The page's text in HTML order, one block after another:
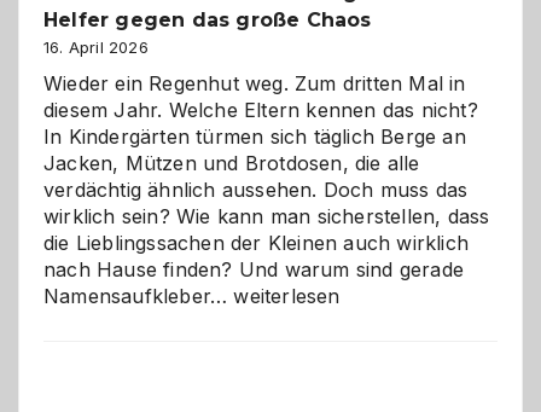
eine
Wahl?
Helfer gegen das große Chaos
16. April 2026
Wieder ein Regenhut weg. Zum dritten Mal in
diesem Jahr. Welche Eltern kennen das nicht?
In Kindergärten türmen sich täglich Berge an
Jacken, Mützen und Brotdosen, die alle
verdächtig ähnlich aussehen. Doch muss das
wirklich sein? Wie kann man sicherstellen, dass
die Lieblingssachen der Kleinen auch wirklich
nach Hause finden? Und warum sind gerade
Namensaufkleber…Namensaufkleber
weiterlesen